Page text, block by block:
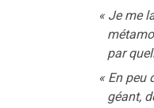
« Je me
par
« En peu
géant,